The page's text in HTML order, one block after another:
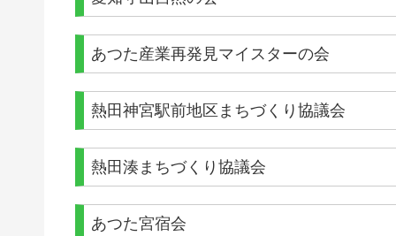
あつた産業再発見マイスターの会
熱田神宮駅前地区まちづくり協議会
熱田湊まちづくり協議会
あつた宮宿会